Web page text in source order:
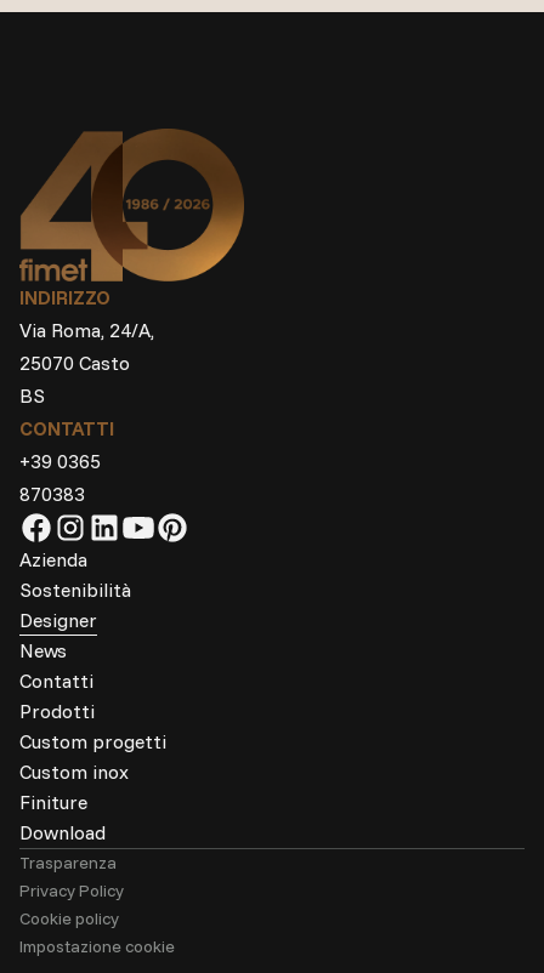
INDIRIZZO
Via Roma, 24/A,
25070 Casto
BS
CONTATTI
+39 0365
870383
Azienda
Sostenibilità
Designer
News
Contatti
Prodotti
Custom progetti
Custom inox
Finiture
Download
Trasparenza
Privacy Policy
Cookie policy
Impostazione cookie